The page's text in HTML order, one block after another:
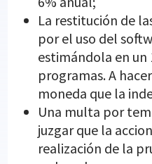
La restitución de
por el uso del
estimándola en un
programas. A
moneda que la
Una multa por
juzgar que la
realización de la